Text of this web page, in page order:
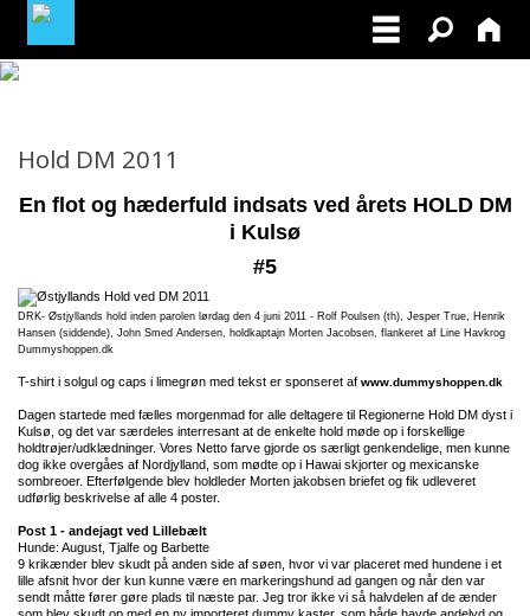
BLIV MEDLEM AF DRK
Hold DM 2011
En flot og hæderfuld indsats ved årets HOLD DM
i Kulsø
#5
DRK- Østjyllands hold inden parolen lørdag den 4 juni 2011 - Rolf Poulsen (th), Jesper True, Henrik
Hansen (siddende), John Smed Andersen, holdkaptajn Morten Jacobsen, flankeret af Line Havkrog
Dummyshoppen.dk
T-shirt i solgul og caps i limegrøn med tekst er sponseret af www.dummyshoppen.dk
Dagen startede med fælles morgenmad for alle deltagere til Regionerne Hold DM dyst i
Kulsø, og det var særdeles interresant at de enkelte hold møde op i forskellige
holdtrøjer/udklædninger. Vores Netto farve gjorde os særligt genkendelige, men kunne
dog ikke overgåes af Nordjylland, som mødte op i Hawai skjorter og mexicanske
sombreoer. Efterfølgende blev holdleder Morten jakobsen briefet og fik udleveret
udførlig beskrivelse af alle 4 poster.
Post 1 - andejagt ved Lillebælt
Hunde: August, Tjalfe og Barbette
9 krikænder blev skudt på anden side af søen, hvor vi var placeret med hundene i et
lille afsnit hvor der kun kunne være en markeringshund ad gangen og når den var
sendt måtte fører gøre plads til næste par. Jeg tror ikke vi så halvdelen af de ænder